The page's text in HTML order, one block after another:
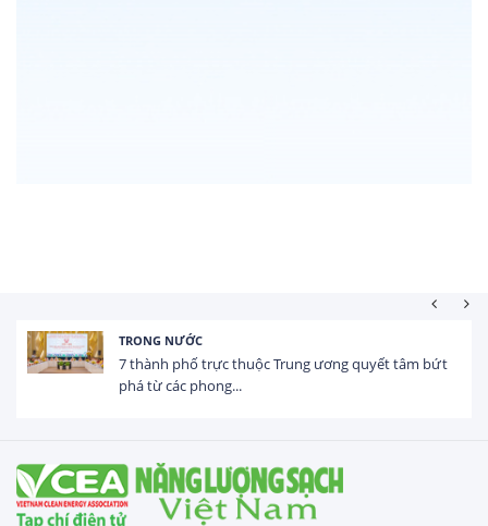
HOẠT ĐỘNG ĐẦU TƯ
Tổng vốn FDI đăng ký vào Việt Nam đạt gần 25 tỷ
USD trong 5 tháng...